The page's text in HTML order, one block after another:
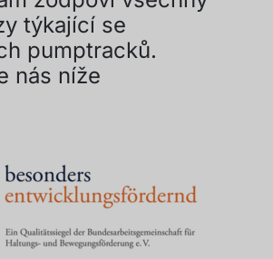
týkající se
pumptracků.
nás níže